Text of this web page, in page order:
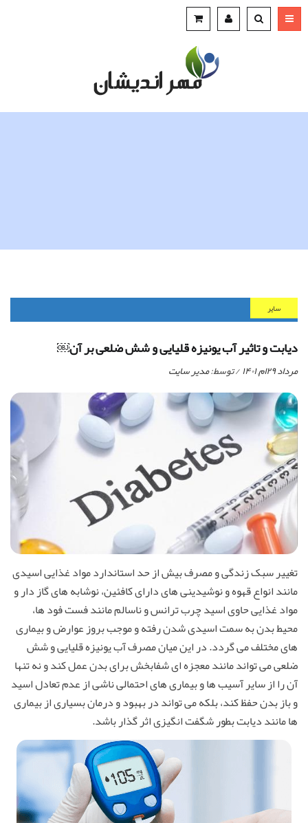
ساير
دیابت و تاثیر آب یونیزه قلیایی و شش ضلعی بر آن￼
مرداد ۲۹ام, ۱۴۰۱ / توسط:مدیر سایت
تغییر سبک زندگی و مصرف بیش از حد استاندارد مواد غذایی اسیدی
مانند انواع قهوه و نوشیدینی های دارای کافئین، نوشابه های گاز دار و
مواد غذایی حاوی اسید چرب ترانس و ناسالم مانند فست فود ها،
محیط بدن به سمت اسیدی شدن رفته و موجب بروز عوارض و بیماری
های مختلف می گردد. در این میان مصرف آب یونیزه قلیایی و شش
ضلعی می تواند مانند معجزه ای شفابخش برای بدن عمل کند و نه تنها
آن را از سایر آسیب ها و بیماری های احتمالی ناشی از عدم تعادل اسید
و باز بدن حفظ کند، بلکه می تواند در بهبود و درمان بسیاری از بیماری
ها مانند دیابت بطور شگفت انگیزی اثر گذار باشد.